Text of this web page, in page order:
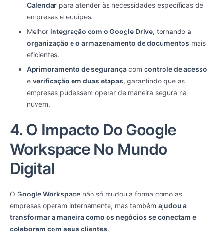
Calendar para atender às necessidades específicas de
empresas e equipes.
Melhor integração com o Google Drive, tornando a
organização e o armazenamento de documentos mais
eficientes.
Aprimoramento de segurança com controle de acesso
e verificação em duas etapas, garantindo que as
empresas pudessem operar de maneira segura na
nuvem.
4. O Impacto Do Google
Workspace No Mundo
Digital
O Google Workspace não só mudou a forma como as
empresas operam internamente, mas também ajudou a
transformar a maneira como os negócios se conectam e
colaboram com seus clientes.